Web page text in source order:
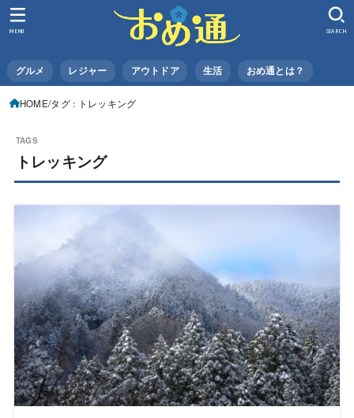
グルメ レジャー アウトドア 生活 おめ通とは？
SEARCH
MENU
HOME タグ : トレッキング
トレッキング